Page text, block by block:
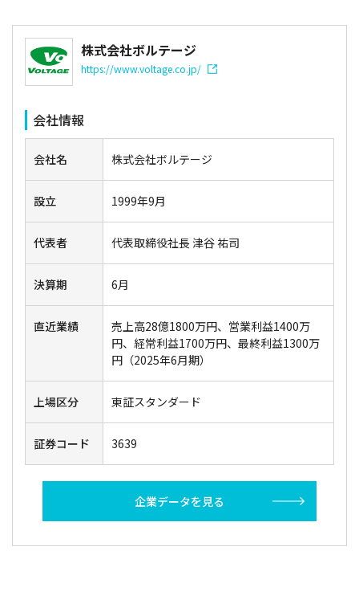
株式会社ボルテージ
https://www.voltage.co.jp/
会社情報
会社名 株式会社ボルテージ
設立 1999年9月
代表者 代表取締役社長 津谷 祐司
決算期 6月
直近業績
売上高28億1800万円、営業利益1400万
円、経常利益1700万円、最終利益1300万
円（2025年6月期）
上場区分 東証スタンダード
証券コード 3639
企業データを見る